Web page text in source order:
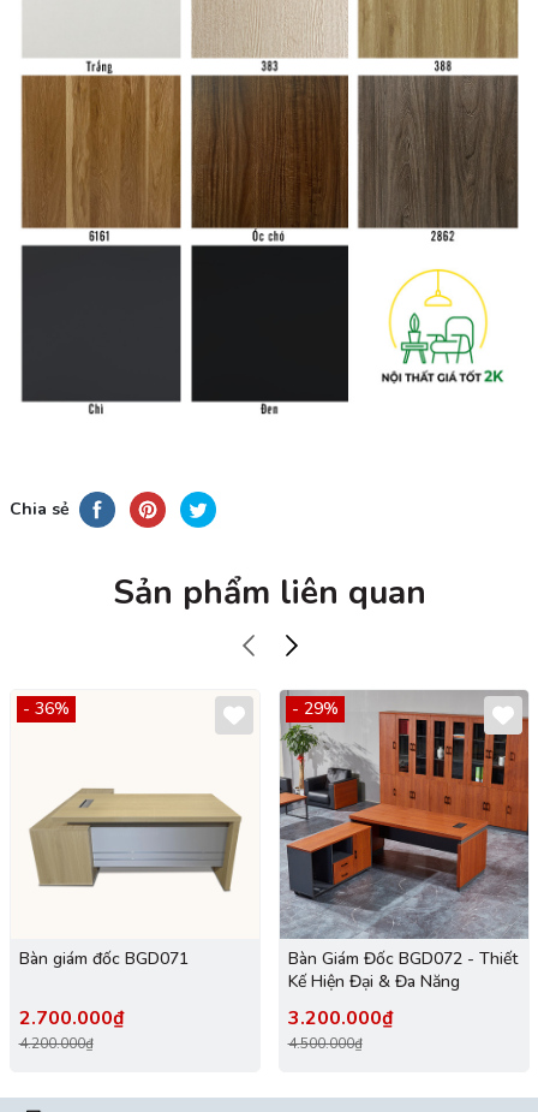
Chia sẻ
Sản phẩm liên quan
- 36%
Bàn giám đốc BGD071
2.700.000₫
4.200.000₫
- 29%
Bàn Giám Đốc BGD072 - Thiết
Kế Hiện Đại & Đa Năng
3.200.000₫
4.500.000₫